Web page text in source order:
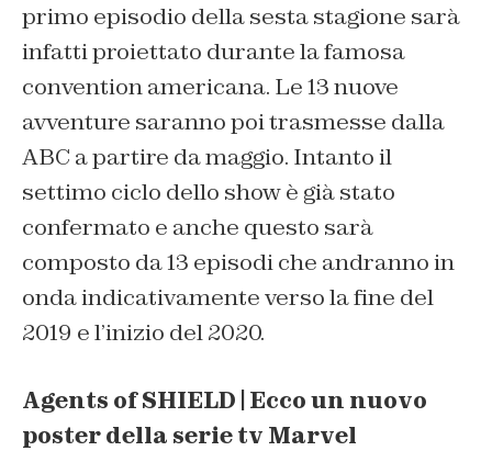
primo episodio della sesta stagione sarà
infatti proiettato durante la famosa
convention americana. Le 13 nuove
avventure saranno poi trasmesse dalla
ABC a partire da maggio. Intanto il
settimo ciclo dello show è già stato
confermato e anche questo sarà
composto da 13 episodi che andranno in
onda indicativamente verso la fine del
2019 e l’inizio del 2020.
Agents of SHIELD | Ecco un nuovo
poster della serie tv Marvel